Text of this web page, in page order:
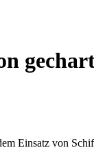
Einsatz von